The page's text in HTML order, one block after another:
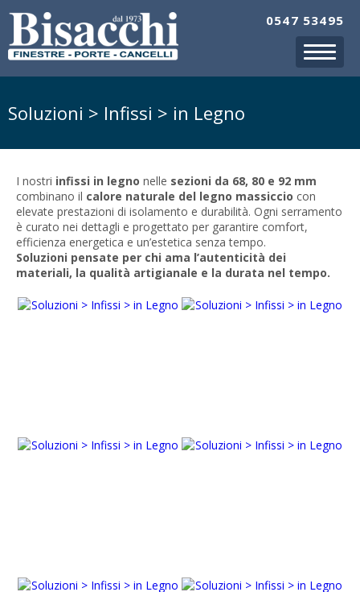
0547 53495
Soluzioni > Infissi > in Legno
I nostri infissi in legno nelle sezioni da 68, 80 e 92 mm
combinano il calore naturale del legno massiccio con
elevate prestazioni di isolamento e durabilità. Ogni serramento
è curato nei dettagli e progettato per garantire comfort,
efficienza energetica e un’estetica senza tempo.
Soluzioni pensate per chi ama l’autenticità dei
materiali, la qualità artigianale e la durata nel tempo.